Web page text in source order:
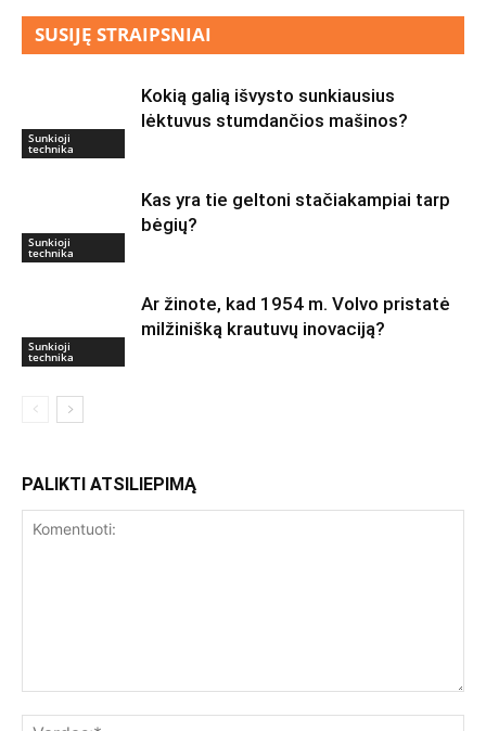
SUSIJĘ STRAIPSNIAI
Sunkioji
technika
Kokią galią išvysto sunkiausius
lėktuvus stumdančios mašinos?
Sunkioji
technika
Kas yra tie geltoni stačiakampiai tarp
bėgių?
Sunkioji
technika
Ar žinote, kad 1954 m. Volvo pristatė
milžinišką krautuvų inovaciją?
PALIKTI ATSILIEPIMĄ